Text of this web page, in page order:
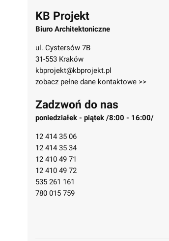
KB Projekt
Biuro Architektoniczne
ul. Cystersów 7B
31-553 Kraków
kbprojekt@kbprojekt.pl
zobacz pełne dane kontaktowe >>
Zadzwoń do nas
poniedziałek - piątek /8:00 - 16:00/
12 414 35 06
12 414 35 34
12 410 49 71
12 410 49 72
535 261 161
780 015 759